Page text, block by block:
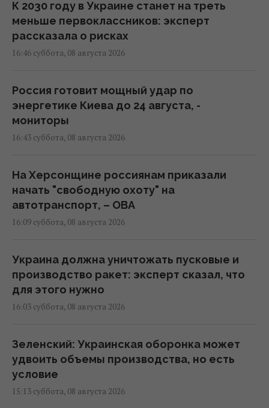
К 2030 году в Украине станет на треть
меньше первоклассников: эксперт
рассказала о рисках
16:46 суббота, 08 августа 2026
Россия готовит мощный удар по
энергетике Киева до 24 августа, -
мониторы
16:43 суббота, 08 августа 2026
На Херсонщине россиянам приказали
начать "свободную охоту" на
автотранспорт, – ОВА
16:09 суббота, 08 августа 2026
Украина должна уничтожать пусковые и
производство ракет: эксперт сказал, что
для этого нужно
16:03 суббота, 08 августа 2026
Зеленский: Украинская оборонка может
удвоить объемы производства, но есть
условие
15:13 суббота, 08 августа 2026